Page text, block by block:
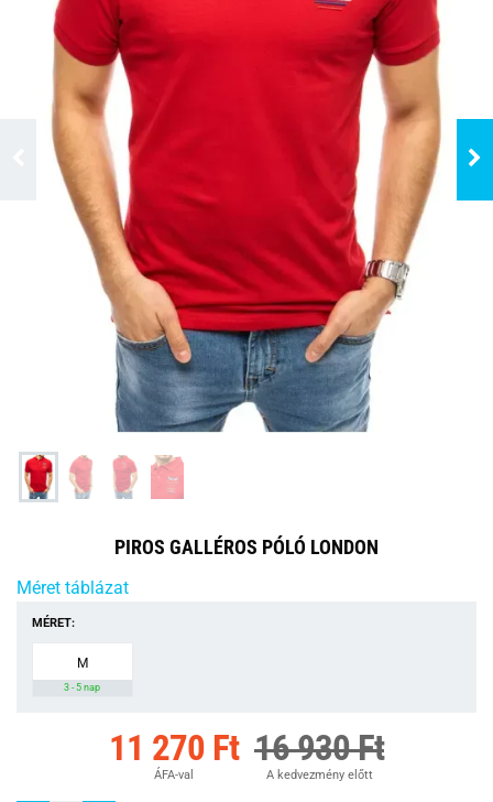
PIROS GALLÉROS PÓLÓ LONDON
Méret táblázat
MÉRET:
M
3 - 5 nap
11 270 Ft
ÁFA-val
16 930 Ft
A kedvezmény előtt